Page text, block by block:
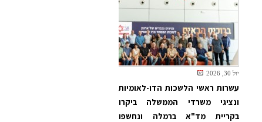
יול 30, 2026
עשרות ראשי הלשכות הדו-לאומיות
ונציגי משרדי הממשלה ביקרו
בקריית מד"א ברמלה ונחשפו